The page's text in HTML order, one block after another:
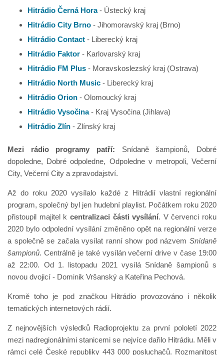
Hitrádio Černá Hora- Ústecký kraj
Hitrádio City Brno - Jihomoravský kraj (Brno)
Hitrádio Contact - Liberecký kraj
Hitrádio Faktor - Karlovarský kraj
Hitrádio FM Plus - Moravskoslezský kraj (Ostrava)
Hitrádio North Music - Liberecký kraj
Hitrádio Orion - Olomoucký kraj
Hitrádio Vysočina- Kraj Vysočina (Jihlava)
Hitrádio Zlín - Zlínský kraj
Mezi rádio programy patří: Snídaně šampionů, Dobré
dopoledne, Dobré odpoledne, Odpoledne v metropoli, Večerní
City, Večerní City a zpravodajství.
Až do roku 2020 vysílalo každé z Hitrádií vlastní regionální
program, společný byl jen hudební playlist. Počátkem roku 2020
přistoupil majitel k centralizaci části vysílání. V červenci roku
2020 bylo odpolední vysílání změněno opět na regionální verze
a společně se začala vysílat ranní show pod názvem Snídaně
šampionů. Centrálně je také vysílán večerní drive v čase 19:00
až 22:00. Od 1. listopadu 2021 vysílá Snídaně šampionů s
novou dvojicí - Dominik Vršanský a Kateřina Pechová.
Kromě toho je pod značkou Hitrádio provozováno i několik
tematických internetových rádií.
Z nejnovějších výsledků Radioprojektu za první pololetí 2022
mezi nadregionálními stanicemi se nejvíce dařilo Hitrádiu. Měli v
rámci celé České republiky 443 000 posluchačů. Rozmanitost